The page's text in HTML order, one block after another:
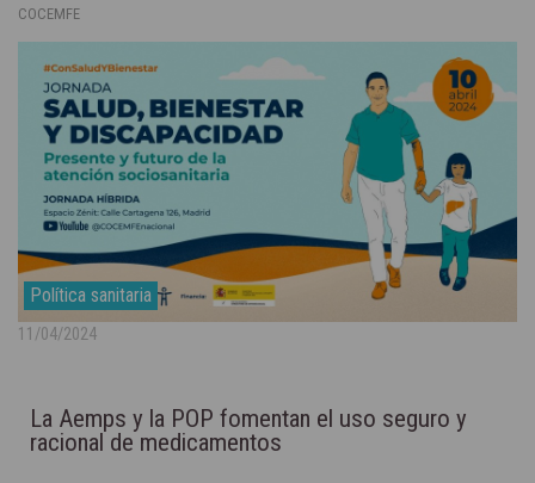
COCEMFE
Política sanitaria
11/04/2024
La Aemps y la POP fomentan el uso seguro y
racional de medicamentos